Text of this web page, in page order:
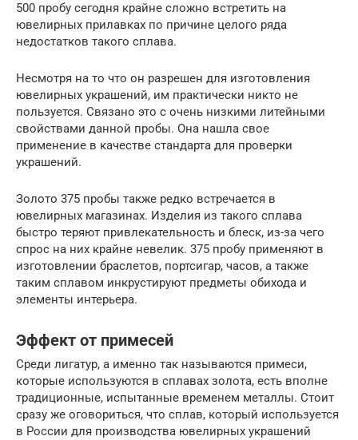
500 пробу сегодня крайне сложно встретить на
ювелирных прилавках по причине целого ряда
недостатков такого сплава.
Несмотря на то что он разрешен для изготовления
ювелирных украшений, им практически никто не
пользуется. Связано это с очень низкими литейными
свойствами данной пробы. Она нашла свое
применение в качестве стандарта для проверки
украшений.
Золото 375 пробы также редко встречается в
ювелирных магазинах. Изделия из такого сплава
быстро теряют привлекательность и блеск, из-за чего
спрос на них крайне невелик. 375 пробу применяют в
изготовлении браслетов, портсигар, часов, а также
таким сплавом инкрустируют предметы обихода и
элементы интерьера.
Эффект от примесей
Среди лигатур, а именно так называются примеси,
которые используются в сплавах золота, есть вполне
традиционные, испытанные временем металлы. Стоит
сразу же оговориться, что сплав, который используется
в России для производства ювелирных украшений